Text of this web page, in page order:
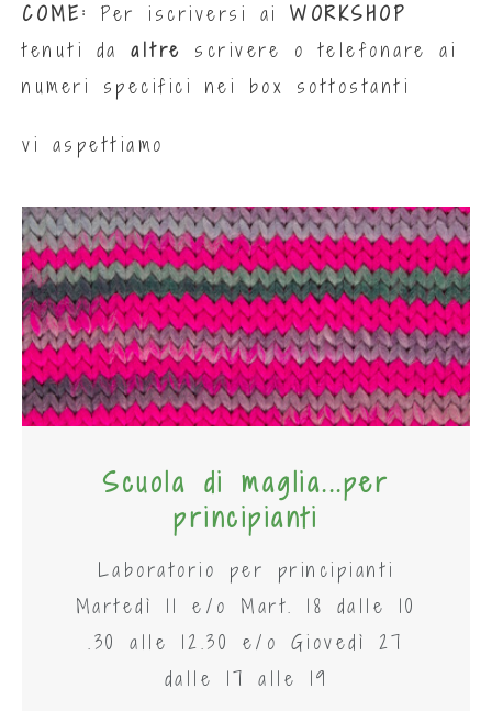
COME: Per iscriversi ai WORKSHOP
tenuti da altre scrivere o telefonare ai
numeri specifici nei box sottostanti
vi aspettiamo
Scuola di maglia...per
principianti
Laboratorio per principianti
Martedì 11 e/o Mart. 18 dalle 10
.30 alle 12.30 e/o Giovedì 27
dalle 17 alle 19